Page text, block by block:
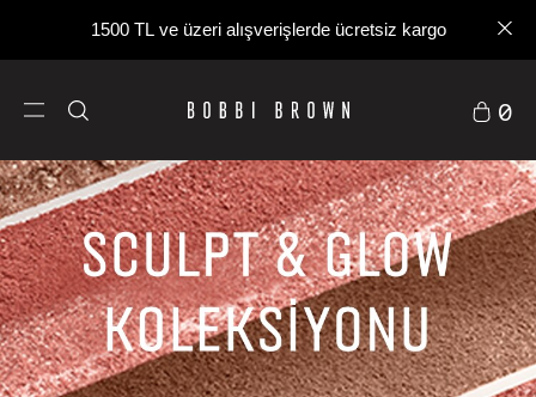
1500 TL ve üzeri alışverişlerde ücretsiz kargo
0